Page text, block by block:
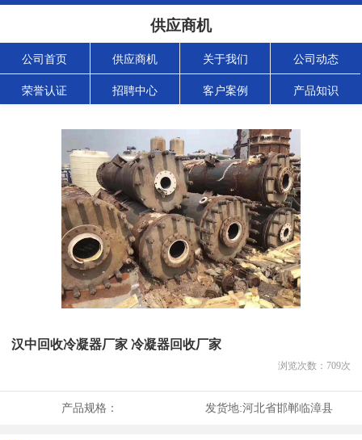
供应商机
公司首页 供应商机 关于我们 公司动态
荣誉认证 招聘中心 客户案例 产品知识
汉中回收冷凝器厂家 冷凝器回收厂家
浏览次数： 709次
产品规格： 发货地:河北省邯郸临漳县